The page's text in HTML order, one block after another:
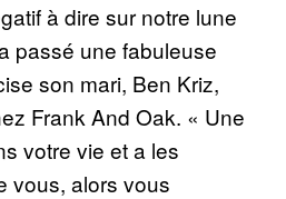
à dire sur notre lune
passé une fabuleuse
son mari, Ben Kriz,
Frank And Oak. « Une
votre vie et a les
vous, alors vous